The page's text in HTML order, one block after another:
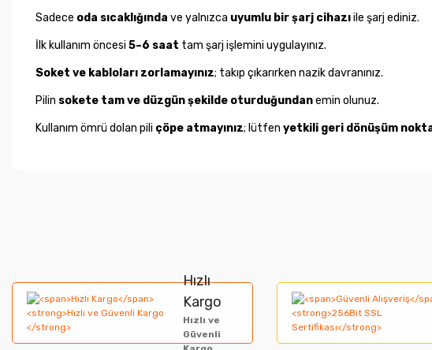
Sadece oda sıcaklığında ve yalnızca uyumlu bir şarj cihazıile şarj ediniz.
İlk kullanım öncesi 5–6 saat tam şarj işlemini uygulayınız.
Soket ve kabloları zorlamayınız; takıp çıkarırken nazik davranınız.
Pilin sokete tam ve düzgün şekilde oturduğundanemin olunuz.
Kullanım ömrü dolan pili çöpe atmayınız; lütfen yetkili geri dönüşüm
Ürün açıklamasında eksik bilgiler bulunuyor.
Ürün bilgilerinde hatalar bulunuyor.
Hızlı
Kargo
Hızlı ve
Güvenli